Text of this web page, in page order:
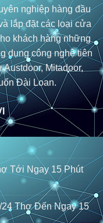
nghiệp hàng đầu
lắp đặt các loại cửa
khách hàng những
dụng công nghệ tiên
Mitadoor,
Đài Loan.
Tới Ngay 15 Phút
Thợ Đến Ngay 15